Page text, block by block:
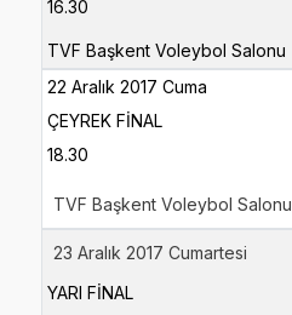
16.30
TVF Başkent Voleybol Salonu
22 Aralık 2017 Cuma
ÇEYREK FİNAL
18.30
TVF Başkent Voleybol Salonu
23 Aralık 2017 Cumartesi
YARI FİNAL